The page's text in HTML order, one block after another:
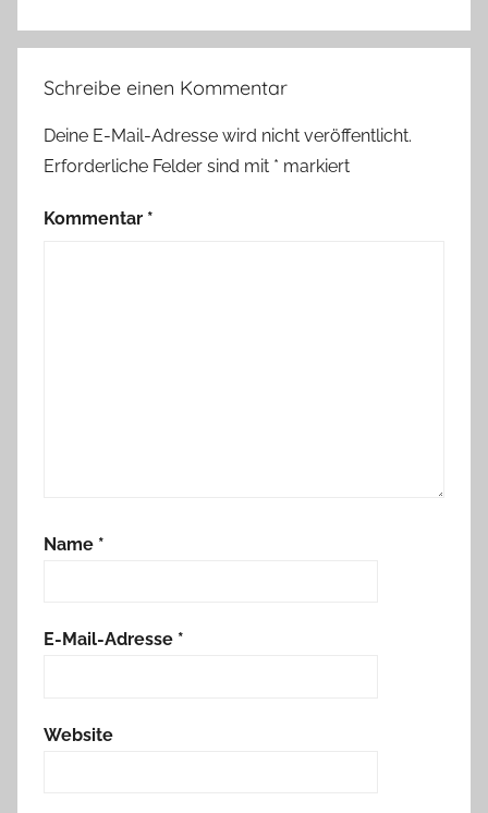
Schreibe einen Kommentar
Deine E-Mail-Adresse wird nicht veröffentlicht.
Erforderliche Felder sind mit * markiert
Kommentar *
Name *
E-Mail-Adresse *
Website